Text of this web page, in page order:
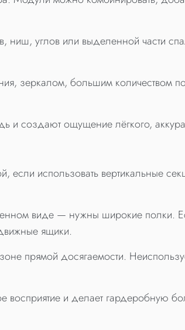
углов или выделенной части
зеркалом, большим количеством
создают ощущение лёгкого,
использовать вертикальные
виде — нужны широкие полки.
ящики.
прямой досягаемости.
восприятие и делает гардеробную